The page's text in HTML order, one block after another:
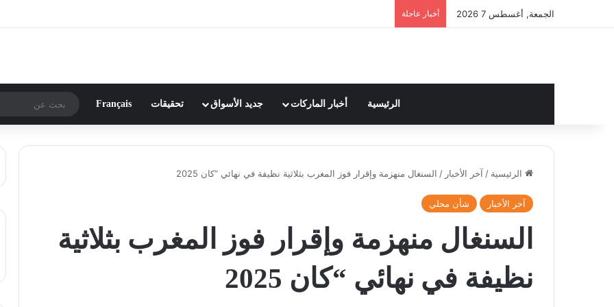
الجمعة, أغسطس 7 2026 أخبار عاجلة
الرئيسية أخبار الماركات جديد الأسواق تحقيقات Français
الرئيسية / آخر الأخبار / السنغال منهزمة وإقرار فوز المغرب بثلاثية نظيفة في نهائي “كان 2025
آخر الأخبار شأن محلي
السنغال منهزمة وإقرار فوز المغرب بثلاثية
نظيفة في نهائي “كان 2025